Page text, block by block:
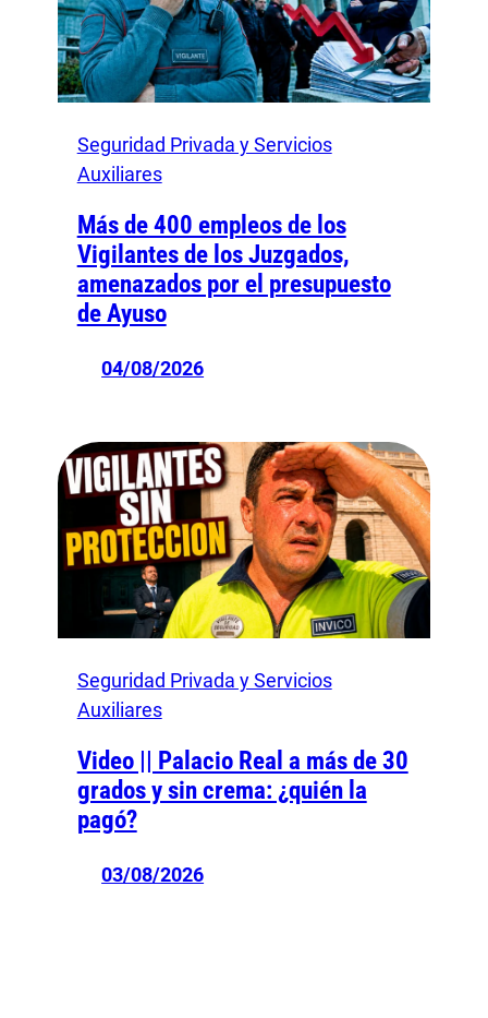
Seguridad Privada y Servicios
Auxiliares
Más de 400 empleos de los
Vigilantes de los Juzgados,
amenazados por el presupuesto
de Ayuso
04/08/2026
Seguridad Privada y Servicios
Auxiliares
Video || Palacio Real a más de 30
grados y sin crema: ¿quién la
pagó?
03/08/2026